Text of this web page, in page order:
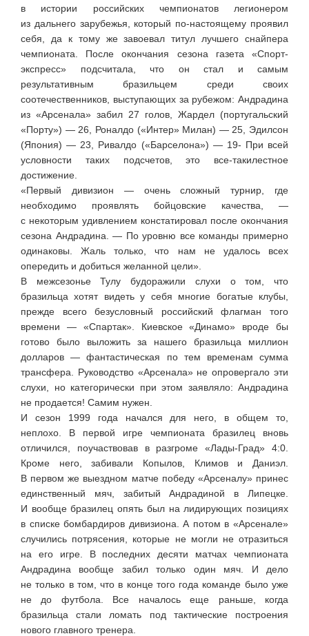
в истории российских чемпионатов легионером
из дальнего зарубежья, который по-настоящему проявил
себя, да к тому же завоевал титул лучшего снайпера
чемпионата. После окончания сезона газета «Спорт-
экспресс» подсчитала, что он стал и самым
результативным бразильцем среди своих
соотечественников, выступающих за рубежом: Андрадина
из «Арсенала» забил 27 голов, Жардел (португальский
«Порту») — 26, Роналдо («Интер» Милан) — 25, Эдилсон
(Япония) — 23, Ривалдо («Барселона») — 19- При всей
условности таких подсчетов, это все-такилестное
достижение.
«Первый дивизион — очень сложный турнир, где
необходимо проявлять бойцовские качества, —
с некоторым удивлением констатировал после окончания
сезона Андрадина. — По уровню все команды примерно
одинаковы. Жаль только, что нам не удалось всех
опередить и добиться желанной цели».
В межсезонье Тулу будоражили слухи о том, что
бразильца хотят видеть у себя многие богатые клубы,
прежде всего безусловный российский флагман того
времени — «Спартак». Киевское «Динамо» вроде бы
готово было выложить за нашего бразильца миллион
долларов — фантастическая по тем временам сумма
трансфера. Руководство «Арсенала» не опровергало эти
слухи, но категорически при этом заявляло: Андрадина
не продается! Самим нужен.
И сезон 1999 года начался для него, в общем то,
неплохо. В первой игре чемпионата бразилец вновь
отличился, поучаствовав в разгроме«Лады-Град» 4:0.
Кроме него, забивали Копылов, Климов и Даниэл.
В первом же выездном матче победу «Арсеналу» принес
единственный мяч, забитый Андрадиной в Липецке.
И вообще бразилец опять был на лидирующих позициях
в списке бомбардиров дивизиона. А потом в «Арсенале»
случились потрясения, которые не могли не отразиться
на его игре. В последних десяти матчах чемпионата
Андрадина вообще забил только один мяч. И дело
не только в том, что в конце того года команде было уже
не до футбола. Все началось еще раньше, когда
бразильца стали ломать под тактические построения
нового главного тренера.